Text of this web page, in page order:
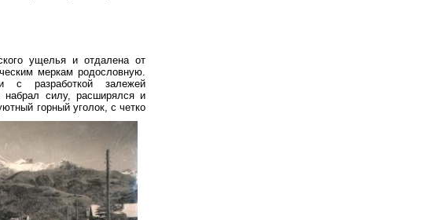
ущелья и отдалена от
меркам родословную.
с разработкой залежей
набрал силу, расширялся и
горный уголок, с четко